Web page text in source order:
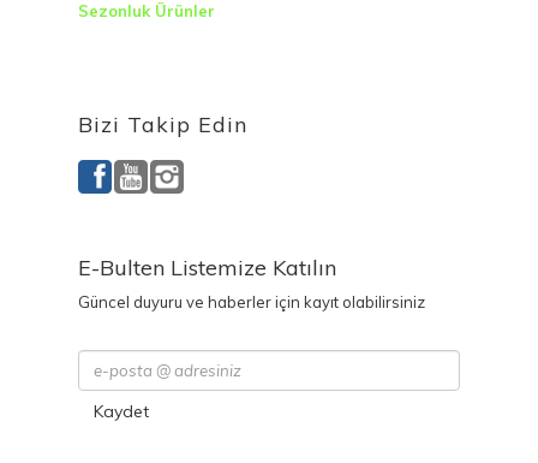
Sezonluk Ürünler
Bizi Takip Edin
E-Bulten Listemize Katılın
Güncel duyuru ve haberler için kayıt olabilirsiniz
Kaydet